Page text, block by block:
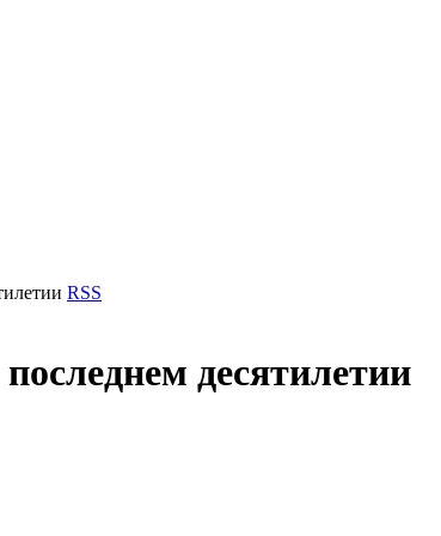
RSS
десятилетии